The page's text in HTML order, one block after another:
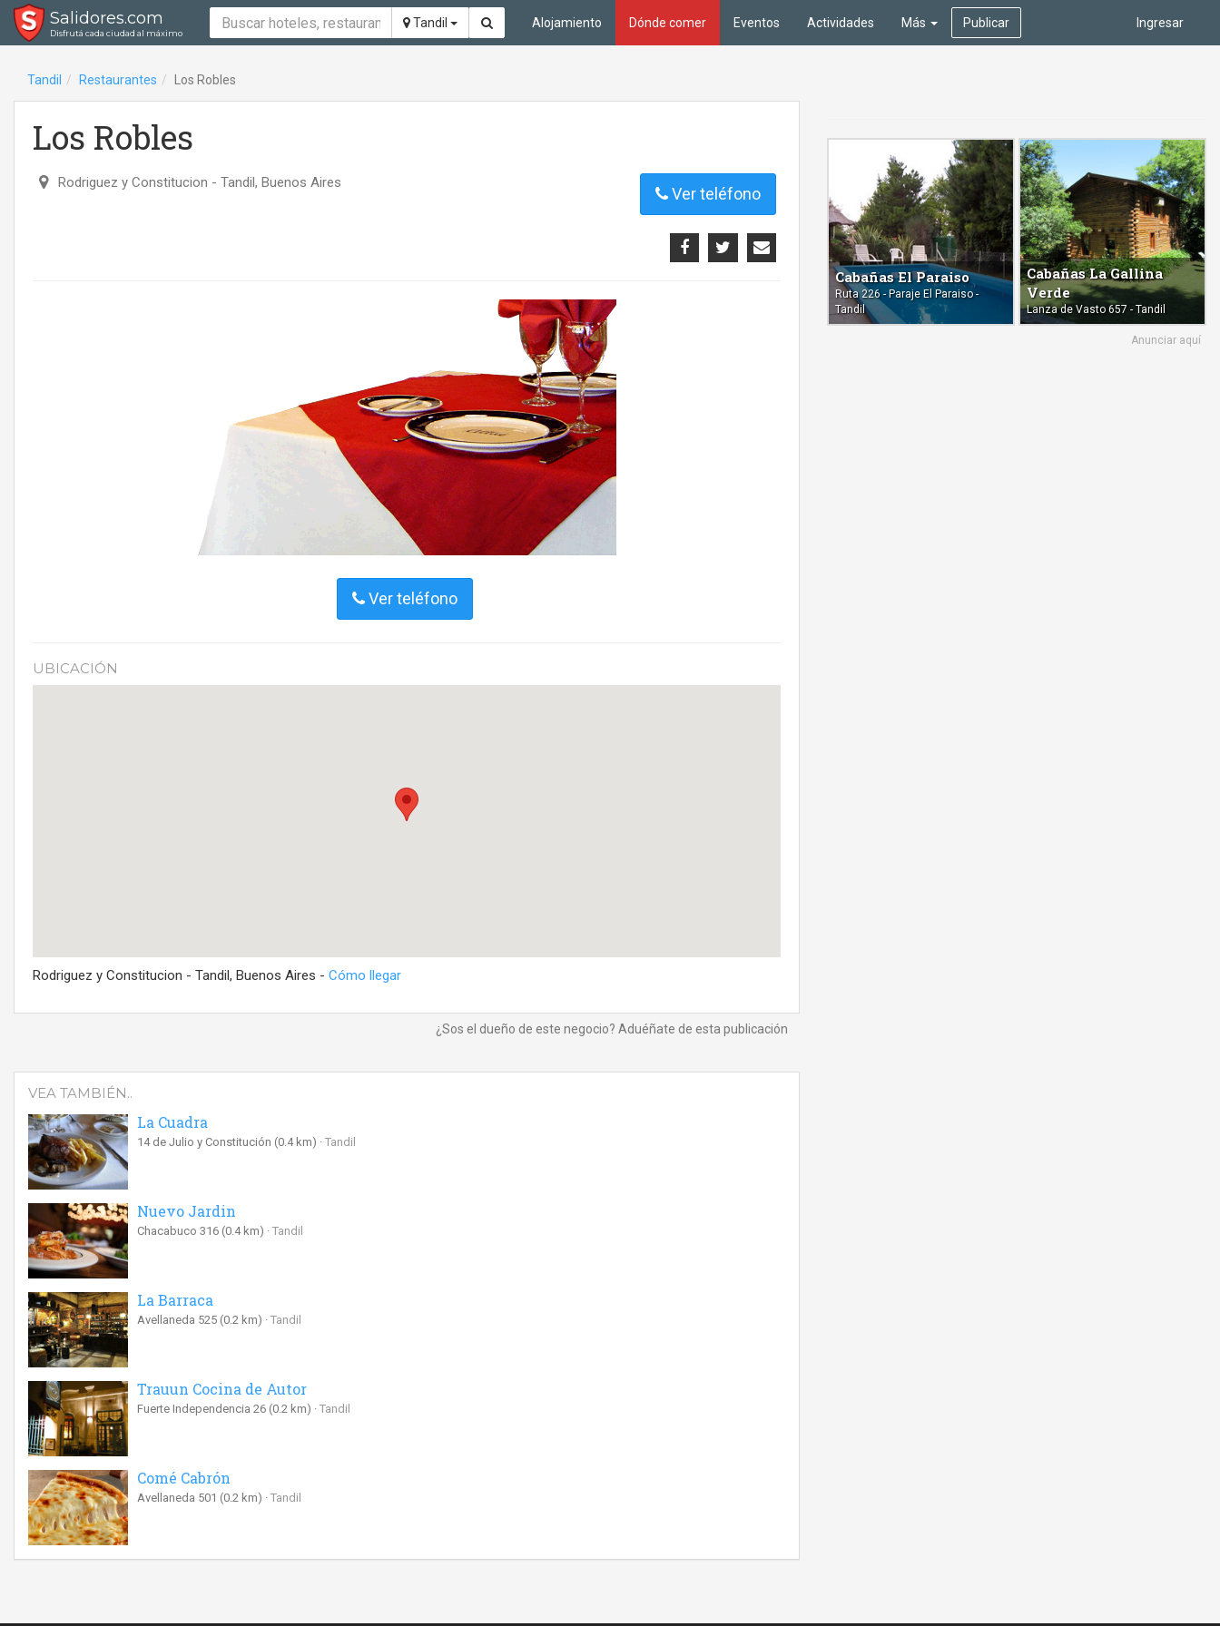
Salidores.com
Disfrutá cada ciudad al máximo
Tandil Ingresar
Alojamiento Dónde comer Eventos Actividades Más Publicar
Tandil Restaurantes Los Robles
Los Robles
Rodriguez y Constitucion - Tandil, Buenos Aires
Ver teléfono
Ver teléfono
UBICACIÓN
Rodriguez y Constitucion - Tandil, Buenos Aires - Cómo llegar
¿Sos el dueño de este negocio? Aduéñate de esta publicación
VEA TAMBIÉN..
La Cuadra
14 de Julio y Constitución (0.4 km) Tandil
Nuevo Jardin
Chacabuco 316 (0.4 km) Tandil
La Barraca
Avellaneda 525 (0.2 km) Tandil
Trauun Cocina de Autor
Fuerte Independencia 26 (0.2 km) Tandil
Comé Cabrón
Avellaneda 501 (0.2 km) Tandil
Cabañas El Paraiso
Ruta 226 - Paraje El Paraiso -
Tandil
Cabañas La Gallina
Verde
Lanza de Vasto 657 - Tandil
Anunciar aquí